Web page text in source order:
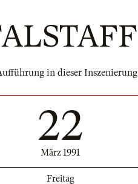
in dieser Inszenierung
22
März 1991
Freitag